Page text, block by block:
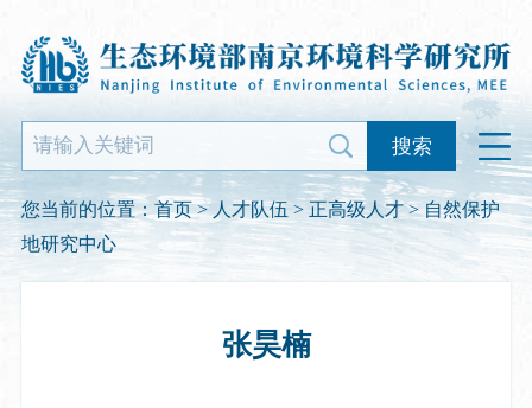
搜索
您当前的位置： 首页> 人才队伍>正高级人才> 自然保护
地研究中心
张昊楠